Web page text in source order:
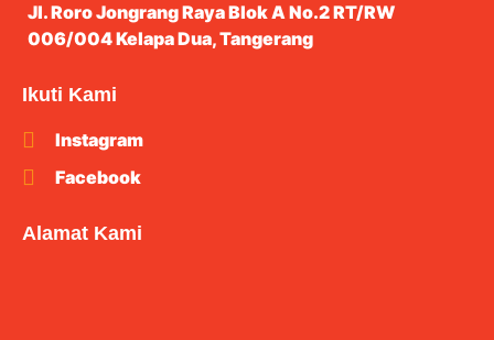
Jl. Roro Jongrang Raya Blok A No.2 RT/RW
006/004 Kelapa Dua, Tangerang
Ikuti Kami
Instagram
Facebook
Alamat Kami